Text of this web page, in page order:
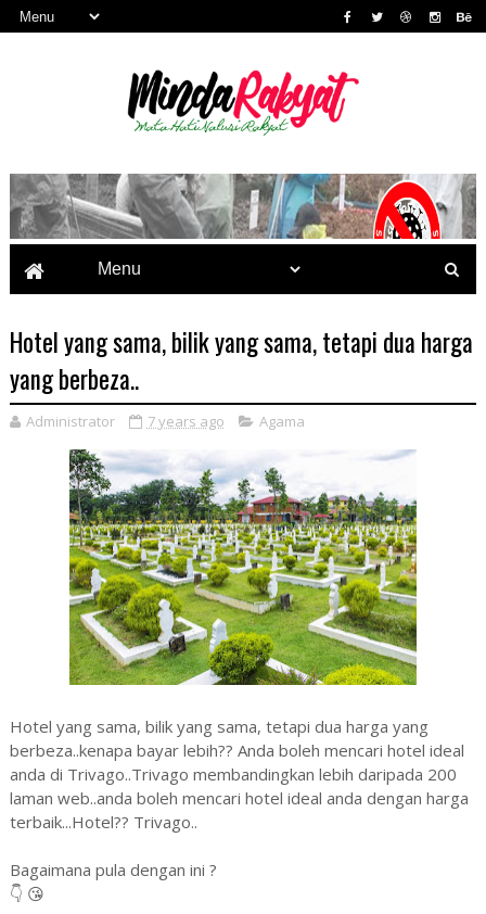
Hotel yang sama, bilik yang sama, tetapi dua harga
yang berbeza..
Administrator 7 years ago Agama
Hotel yang sama, bilik yang sama, tetapi dua harga yang
berbeza..kenapa bayar lebih?? Anda boleh mencari hotel ideal
anda di Trivago..Trivago membandingkan lebih daripada 200
laman web..anda boleh mencari hotel ideal anda dengan harga
terbaik...Hotel?? Trivago..
Bagaimana pula dengan ini ?
👇 😘